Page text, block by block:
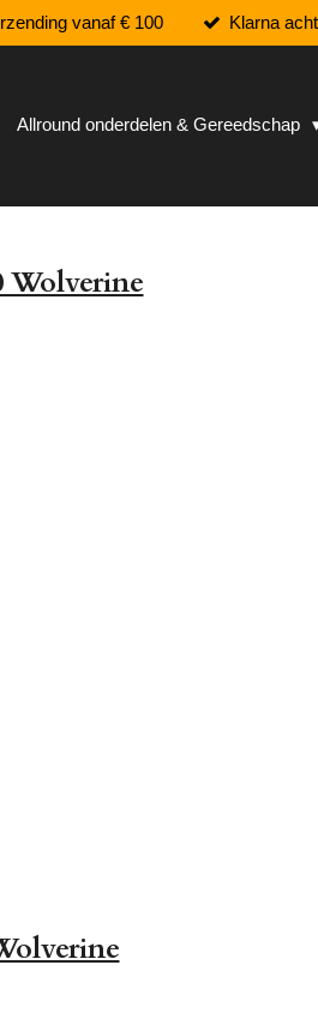
vanaf € 100 Klarna
Allround onderdelen & Gereedschap
Wolverine